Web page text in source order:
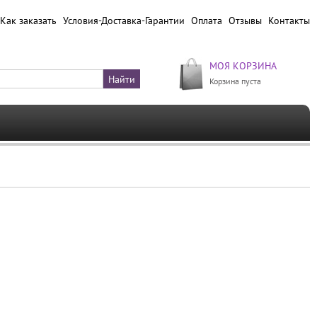
Как заказать Условия-Доставка-Гарантии Оплата Отзывы Контакты
МОЯ КОРЗИНА
Корзина пуста